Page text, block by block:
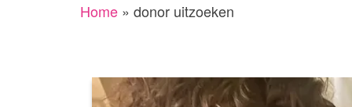
Home » donor uitzoeken